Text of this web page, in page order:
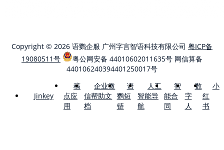
Copyright © 2026 语鹦企服 广州字言智语科技有限公司 粤ICP备
19080511号
粤公网安备 44010602011635号 网信算备
440106240394401250017号
Jinkey
稿
点应
用
企业微
信帮助文
档
语
鹦短
链
人工
智能导
航
智
能合
同
数
字
人
小
红
书